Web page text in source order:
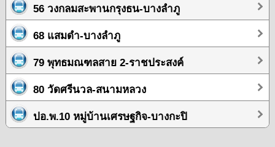
56 วงกลมสะพานกรุงธน-บางลำภู
68 แสมดำ-บางลำภู
79 พุทธมณฑลสาย 2-ราชประสงค์
80 วัดศรีนวล-สนามหลวง
ปอ.พ.10 หมู่บ้านเศรษฐกิจ-บางกะปิ